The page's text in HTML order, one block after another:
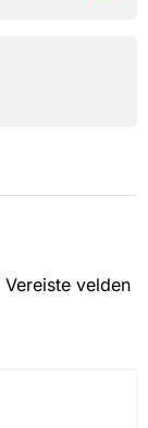
Vereiste velden